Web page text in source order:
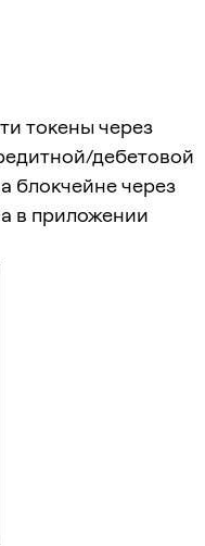
токены через
дебетовой
блокчейне через
в приложении